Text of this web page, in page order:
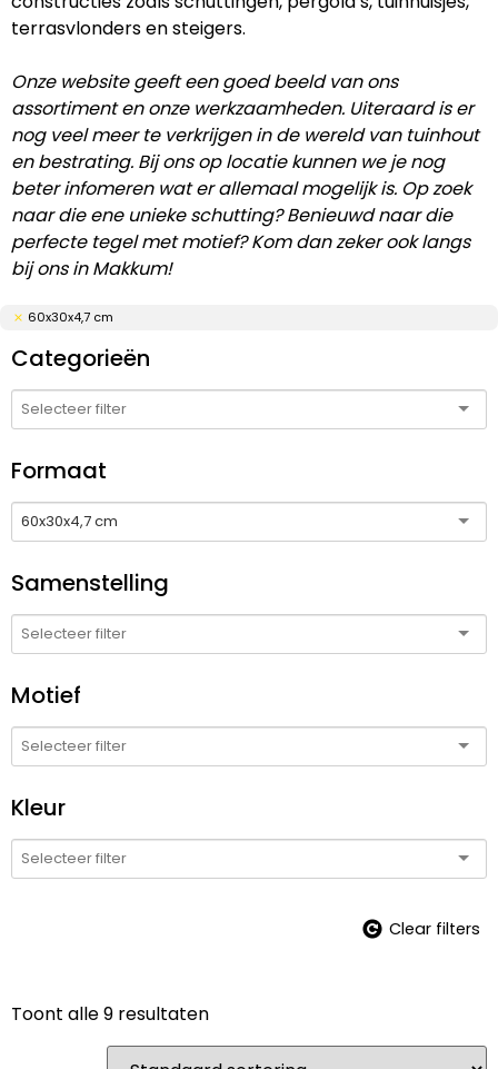
terrasvlonders en steigers.
Onze website geeft een goed beeld van ons
assortiment en onze werkzaamheden. Uiteraard is er
nog veel meer te verkrijgen in de wereld van tuinhout
en bestrating. Bij ons op locatie kunnen we je nog
beter infomeren wat er allemaal mogelijk is. Op zoek
naar die ene unieke schutting? Benieuwd naar die
perfecte tegel met motief? Kom dan zeker ook langs
bij ons in Makkum!
60x30x4,7 cm
Categorieën
Formaat
60x30x4,7 cm
Samenstelling
Motief
Kleur
Clear filters
Toont alle 9 resultaten